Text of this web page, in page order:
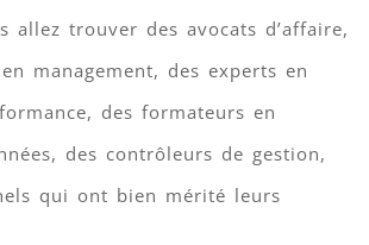
allez trouver des avocats d’affaire,
management, des experts en
des formateurs en
des contrôleurs de gestion,
qui ont bien mérité leurs